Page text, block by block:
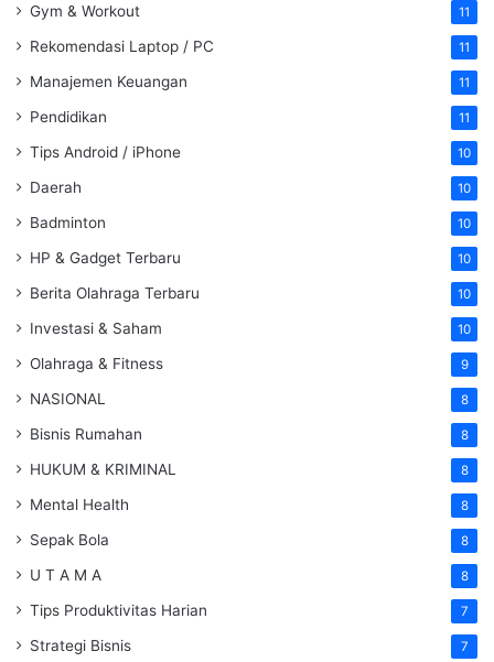
Gym & Workout 11
Rekomendasi Laptop / PC 11
Manajemen Keuangan 11
Pendidikan 11
Tips Android / iPhone 10
Daerah 10
Badminton 10
HP & Gadget Terbaru 10
Berita Olahraga Terbaru 10
Investasi & Saham 10
Olahraga & Fitness 9
NASIONAL 8
Bisnis Rumahan 8
HUKUM & KRIMINAL 8
Mental Health 8
Sepak Bola 8
U T A M A 8
Tips Produktivitas Harian 7
Strategi Bisnis 7